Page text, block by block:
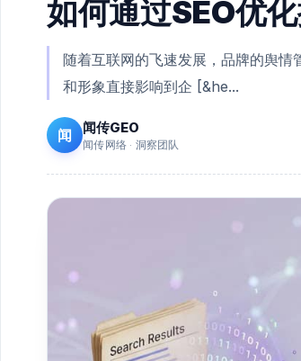
如何通过SEO优
随着互联网的飞速发展，品牌的舆
和形象直接影响到企 [&he...
闻 闻传GEO
闻传网络 · 洞察团队